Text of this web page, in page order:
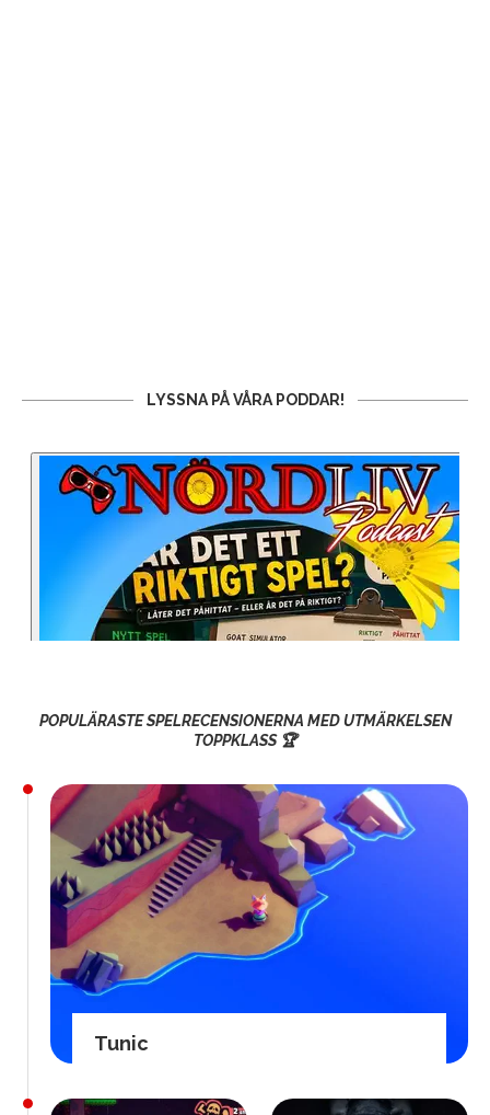
LYSSNA PÅ VÅRA PODDAR!
POPULÄRASTE SPELRECENSIONERNA MED UTMÄRKELSEN
TOPPKLASS 🏆
Tunic